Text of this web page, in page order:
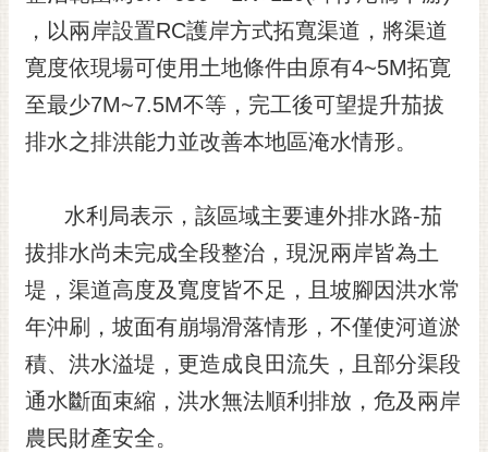
市民互動
黃
偉
哲
花
泉
桐
花
祭
網
站
，以兩岸設置RC護岸方式拓寬渠道，將渠道
寛度依現場可使用土地條件由原有4~5M拓寛
至最少7M~7.5M不等，完工後可望提升茄拔
排水之排洪能力並改善本地區淹水情形。
水利局表示，該區域主要連外排水路-茄
拔排水尚未完成全段整治，現況兩岸皆為土
堤，渠道高度及寬度皆不足，且坡腳因洪水常
年沖刷，坡面有崩塌滑落情形，不僅使河道淤
積、洪水溢堤，更造成良田流失，且部分渠段
通水斷面束縮，洪水無法順利排放，危及兩岸
農民財產安全。